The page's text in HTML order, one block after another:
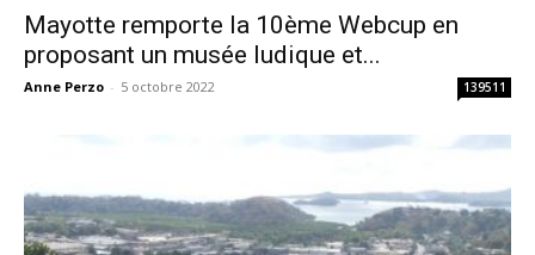
Mayotte remporte la 10ème Webcup en
proposant un musée ludique et...
Anne Perzo - 5 octobre 2022 139511